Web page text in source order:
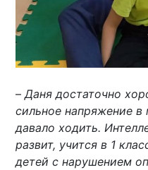
–Даня достаточно
сильное напряжение
давало ходить.
развит, учится в 1
детей с нарушением